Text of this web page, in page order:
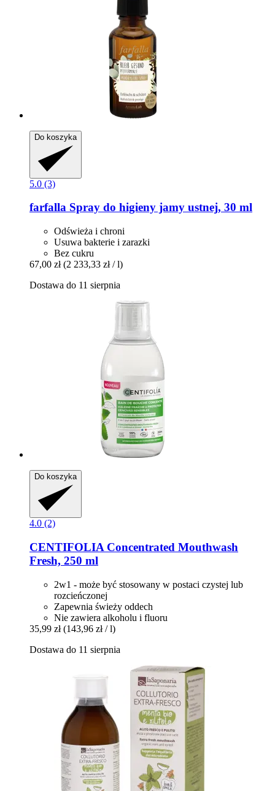
Do koszyka
5.0 (3)
farfalla Spray do higieny jamy ustnej, 30 ml
Odświeża i chroni
Usuwa bakterie i zarazki
Bez cukru
67,00 zł (2 233,33 zł / l)
Dostawa do 11 sierpnia
Do koszyka
4.0 (2)
CENTIFOLIA Concentrated Mouthwash
Fresh, 250 ml
2w1 - może być stosowany w postaci czystej lub
rozcieńczonej
Zapewnia świeży oddech
Nie zawiera alkoholu i fluoru
35,99 zł (143,96 zł / l)
Dostawa do 11 sierpnia